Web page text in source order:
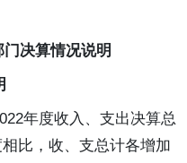
决算情况说明
年度收入、支出决算总
比，收、支总计各增加